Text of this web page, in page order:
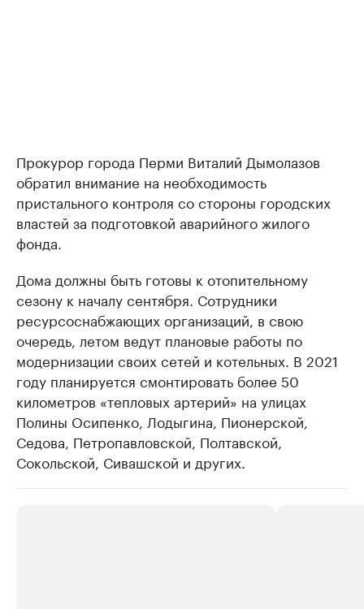
Прокурор города Перми Виталий Дымолазов
обратил внимание на необходимость
пристального контроля со стороны городских
властей за подготовкой аварийного жилого
фонда.
Дома должны быть готовы к отопительному
сезону к началу сентября. Сотрудники
ресурсоснабжающих организаций, в свою
очередь, летом ведут плановые работы по
модернизации своих сетей и котельных. В 2021
году планируется смонтировать более 50
километров «тепловых артерий» на улицах
Полины Осипенко, Лодыгина, Пионерской,
Седова, Петропавловской, Полтавской,
Сокольской, Сивашской и других.